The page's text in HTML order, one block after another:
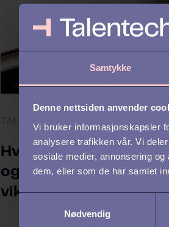
Samtykke
Denne nettsiden anvender
Vi bruker informasjonskapsler
analysere trafikken vår. Vi
sosiale medier, annonsering
dem, eller som de har samlet
Nødvendig
Hva er HR Analytics,
og hvorfor er det
viktig?